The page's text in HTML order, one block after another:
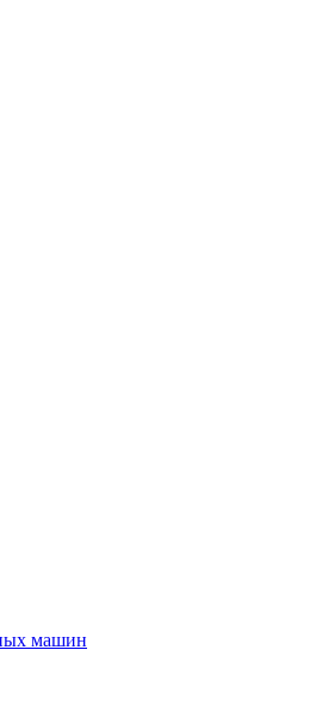
машин